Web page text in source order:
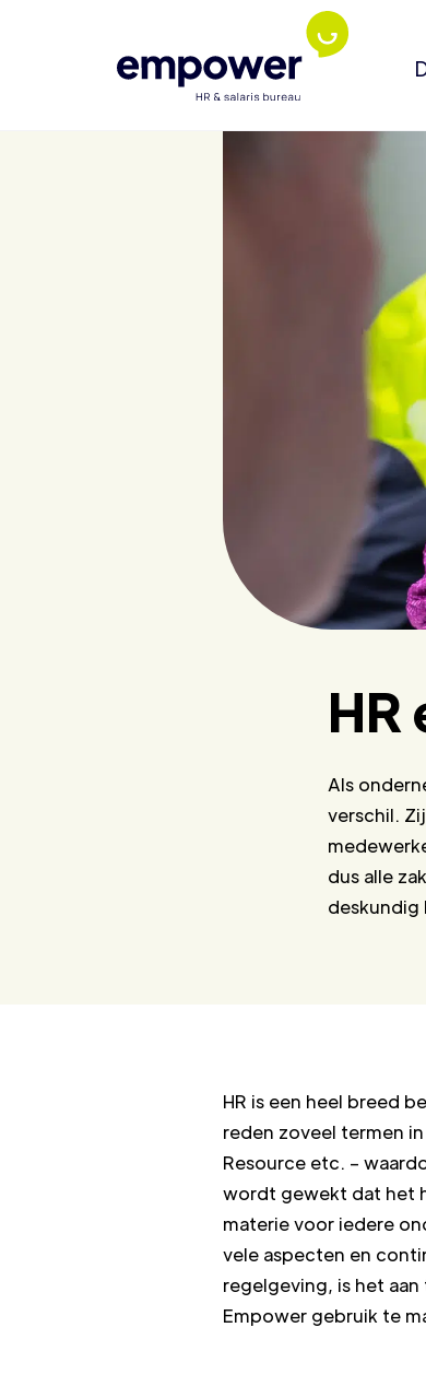
HR
Als
verschil.
dus alle
deskundig
HR is een heel breed
reden zoveel termen
Resource etc. –
wordt gewekt dat het
materie voor iedere
vele aspecten en
regelgeving, is het
Empower gebruik te